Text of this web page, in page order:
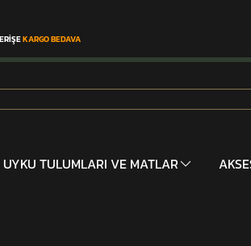
KARGO BEDAVA
UYKU TULUMLARI VE MATLAR